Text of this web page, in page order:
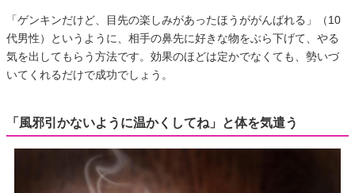
「ゲンキンだけど、目先の楽しみがあったほうががんばれる」（10
代男性）というように、相手の鼻先に好きな物をぶら下げて、やる
気を出してもらう方法です。効果のほどは定かでなくても、勢いづ
いてくれるだけで成功でしょう。
「風邪引かないように温かくしてね」と体を気遣う